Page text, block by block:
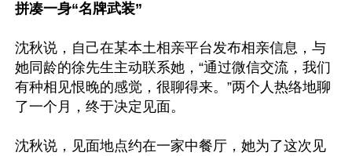
拼凑一身“名牌武装”
沈秋说，自己在某本土相亲平台发布相亲信息，与
她同龄的徐先生主动联系她，“通过微信交流，我们
有种相见恨晚的感觉，很聊得来。”两个人热络地聊
了一个月，终于决定见面。
沈秋说，见面地点约在一家中餐厅，她为了这次见